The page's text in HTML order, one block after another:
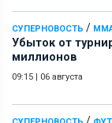
СУПЕРНОВОСТЬ /
Убыток от
миллионов
09:15 | 06 августа
/